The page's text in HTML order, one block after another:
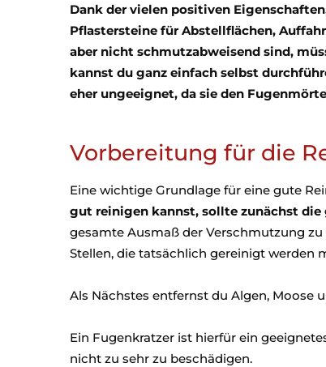
Dank der vielen positiven
Pflastersteine für Abstellflächen,
aber nicht schmutzabweisend sind,
kannst du ganz einfach selbst
eher ungeeignet, da sie den
Vorbereitung für die
Eine wichtige Grundlage für eine gute
gut reinigen kannst, sollte zunächst
gesamte Ausmaß der Verschmutzung
Stellen, die tatsächlich gereinigt werden
Als Nächstes entfernst du Algen, Moose
Ein Fugenkratzer ist hierfür ein
nicht zu sehr zu beschädigen.